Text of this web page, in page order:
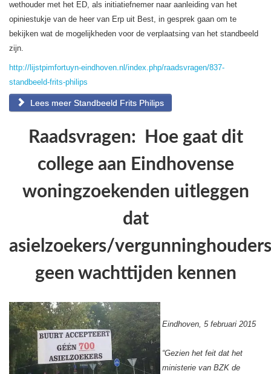
wethouder met het ED, als initiatiefnemer naar aanleiding van het
opiniestukje van de heer van Erp uit Best, in gesprek gaan om te
bekijken wat de mogelijkheden voor de verplaatsing van het standbeeld
zijn.
http://lijstpimfortuyn-eindhoven.nl/index.php/raadsvragen/837-
standbeeld-frits-philips
Lees meer Standbeeld Frits Philips
Raadsvragen: Hoe gaat dit
college aan Eindhovense
woningzoekenden uitleggen
dat
asielzoekers/vergunninghouders
geen wachttijden kennen
Eindhoven, 5 februari 2015
“Gezien het feit dat het
ministerie van BZK de